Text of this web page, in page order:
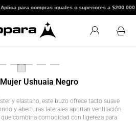
Gratis: Aplica para compras iguales o
Ushuaia Negro
y elastano, este buzo ofrece tacto suave
y aberturas laterales aportan ventilación
combina comodidad con ligereza para